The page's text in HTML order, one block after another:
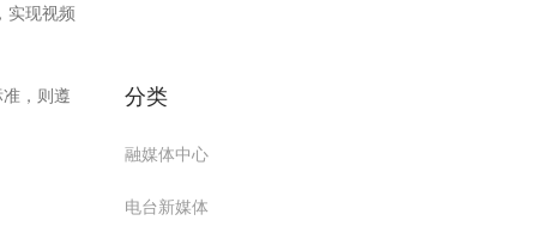
实现视频
，则遵
分类
融媒体中心
电台新媒体